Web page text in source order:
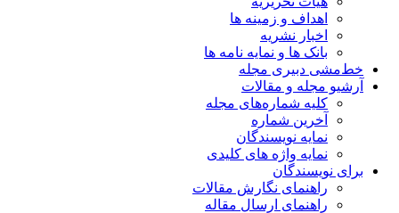
اهداف و زمینه ها
اخبار نشریه
بانک ها و نمایه نامه ها
خط‌مشی دبیری مجله
آرشیو مجله و مقالات
کلیه شماره‌های مجله
آخرین شماره
نمایه نویسندگان
نمایه واژه های کلیدی
برای نویسندگان
راهنمای نگارش مقالات
راهنمای ارسال مقاله